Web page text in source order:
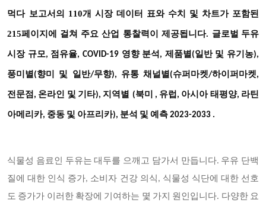
먹다 보고서의 110개 시장 데이터 표와 수치 및 차트가 포함된
215페이지에 걸쳐 주요 산업 통찰력이 제공됩니다. 글로벌 두유
시장 규모, 점유율, COVID-19 영향 분석, 제품별(일반 및 유기농),
풍미별(향미 및 일반/무향), 유통 채널별(슈퍼마켓/하이퍼마켓,
전문점, 온라인 및 기타), 지역별 (북미 , 유럽, 아시아 태평양, 라틴
아메리카, 중동 및 아프리카), 분석 및 예측 2023-2033 .
식물성 음료인 두유는 대두를 으깨고 담가서 만듭니다. 우유 단백
질에 대한 인식 증가, 소비자 건강 의식, 식물성 식단에 대한 선호
도 증가가 이러한 확장에 기여하는 몇 가지 원인입니다. 다양한 요